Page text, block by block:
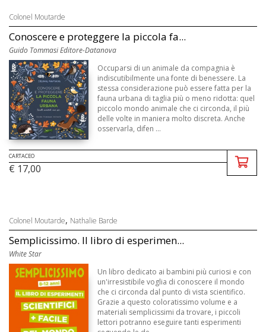
Colonel Moutarde
Conoscere e proteggere la piccola fa...
Guido Tommasi Editore-Datanova
Occuparsi di un animale da compagnia è
indiscutibilmente una fonte di benessere. La
stessa considerazione può essere fatta per la
fauna urbana di taglia più o meno ridotta: quel
piccolo mondo animale che ci circonda, il più
delle volte in maniera molto discreta. Anche
osservarla, difen ...
CARTACEO
€ 17,00
Colonel Moutarde, Nathalie Barde
Semplicissimo. Il libro di esperimen...
White Star
Un libro dedicato ai bambini più curiosi e con
un'irresistibile voglia di conoscere il mondo
che ci circonda dal punto di vista scientifico.
Grazie a questo coloratissimo volume e a
materiali semplicissimi da trovare, i piccoli
lettori potranno eseguire tanti esperimenti